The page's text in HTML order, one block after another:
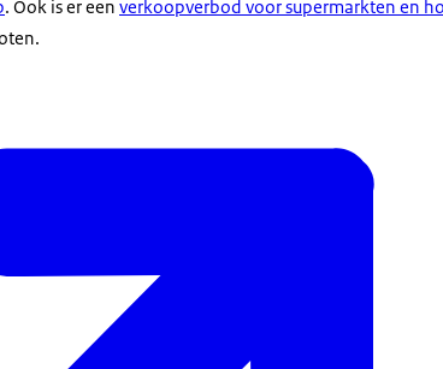
. Ook is er een verkoopverbod voor supermarkten en